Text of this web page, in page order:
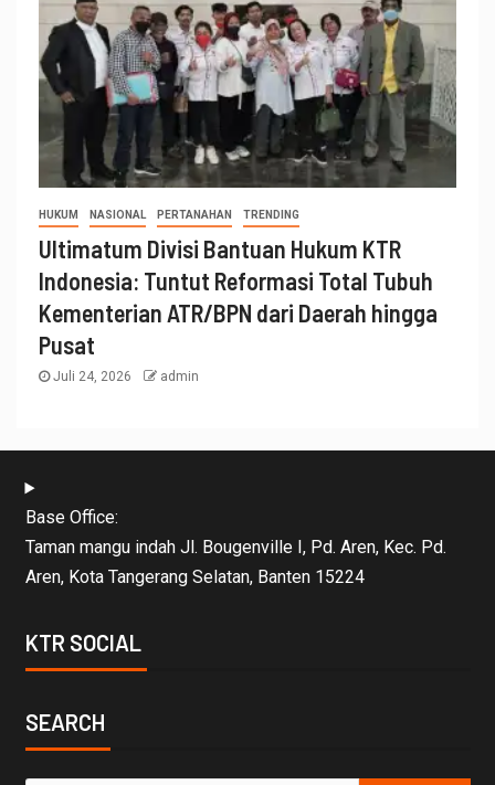
HUKUM NASIONAL PERTANAHAN TRENDING
Ultimatum Divisi Bantuan Hukum KTR
Indonesia: Tuntut Reformasi Total Tubuh
Kementerian ATR/BPN dari Daerah hingga
Pusat
Juli 24, 2026 admin
Base Office:
Taman mangu indah Jl. Bougenville I, Pd. Aren, Kec. Pd.
Aren, Kota Tangerang Selatan, Banten 15224
KTR SOCIAL
SEARCH